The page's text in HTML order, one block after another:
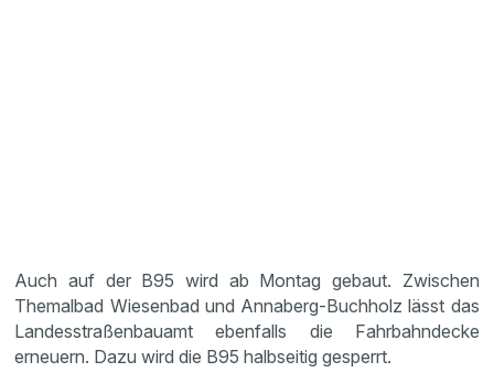
Auch auf der B95 wird ab Montag gebaut. Zwischen
Themalbad Wiesenbad und Annaberg-Buchholz lässt das
Landesstraßenbauamt ebenfalls die Fahrbahndecke
erneuern. Dazu wird die B95 halbseitig gesperrt.